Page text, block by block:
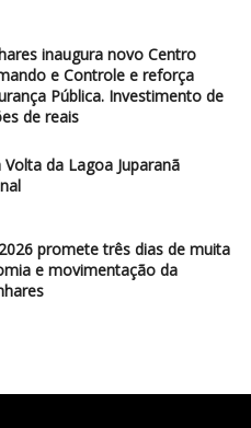
inaugura novo Centro
e Controle e reforça
Pública. Investimento de
de reais
da Lagoa Juparanã
promete três dias de muita
e movimentação da